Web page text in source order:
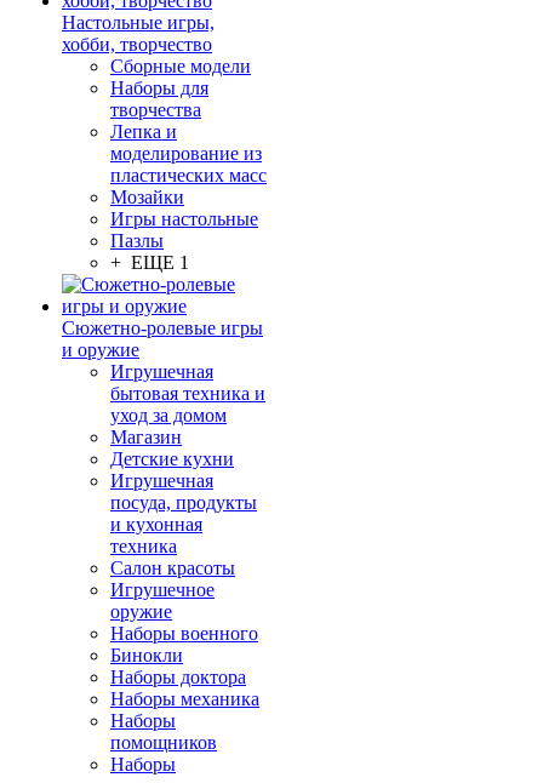
Настольные игры,
хобби, творчество
Сборные модели
Наборы для
творчества
Лепка и
моделирование из
пластических масс
Мозайки
Игры настольные
Пазлы
+ ЕЩЕ 1
Сюжетно-ролевые игры
и оружие
Игрушечная
бытовая техника и
уход за домом
Магазин
Детские кухни
Игрушечная
посуда, продукты
и кухонная
техника
Салон красоты
Игрушечное
оружие
Наборы военного
Бинокли
Наборы доктора
Наборы механика
Наборы
помощников
Наборы